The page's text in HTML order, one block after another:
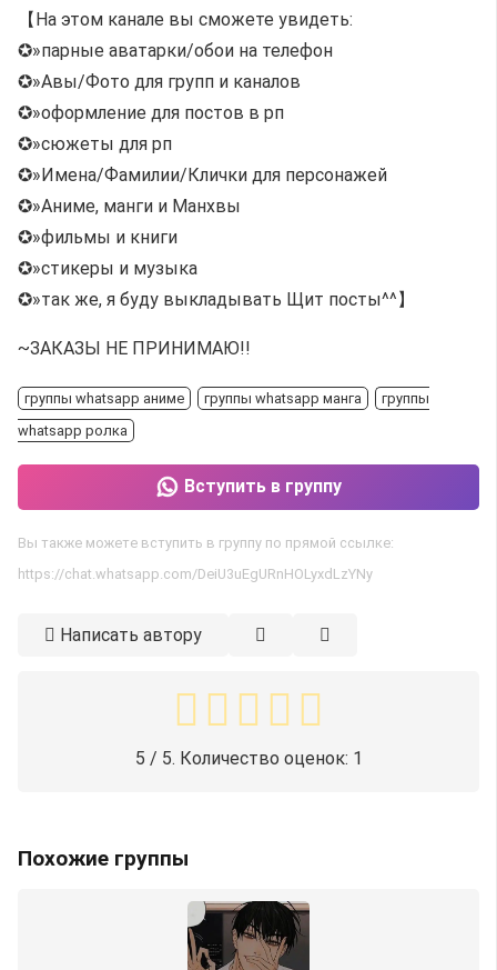
【На этом канале вы сможете увидеть:
✪»парные аватарки/обои на телефон
✪»Авы/Фото для групп и каналов
✪»оформление для постов в рп
✪»сюжеты для рп
✪»Имена/Фамилии/Клички для персонажей
✪»Аниме, манги и Манхвы
✪»фильмы и книги
✪»стикеры и музыка
✪»так же, я буду выкладывать Щит посты^^】
~ЗАКАЗЫ НЕ ПРИНИМАЮ!!
группы whatsapp аниме группы whatsapp манга
группы
whatsapp ролка
Вступить в группу
Вы также можете вступить в группу по прямой ссылке:
https://chat.whatsapp.com/DeiU3uEgURnHOLyxdLzYNy
Написать автору
5 / 5. Количество оценок: 1
Похожие группы